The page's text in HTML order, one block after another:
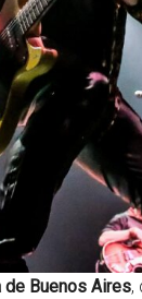
de Buenos Aires,